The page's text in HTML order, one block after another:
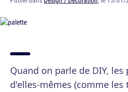
Quand on parle de DIY,
d'elles-mêmes (comme